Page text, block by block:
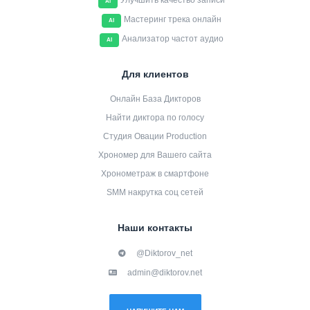
AI Мастеринг трека онлайн
AI Анализатор частот аудио
Для клиентов
Онлайн База Дикторов
Найти диктора по голосу
Студия Овации Production
Хрономер для Вашего сайта
Хронометраж в смартфоне
SMM накрутка соц сетей
Наши контакты
@Diktorov_net
admin@diktorov.net